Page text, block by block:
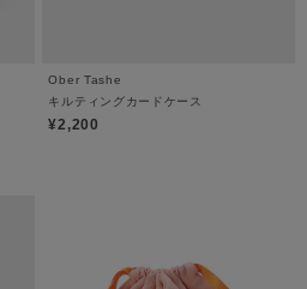
Ober Tashe
キルティングカードケース
¥2,200